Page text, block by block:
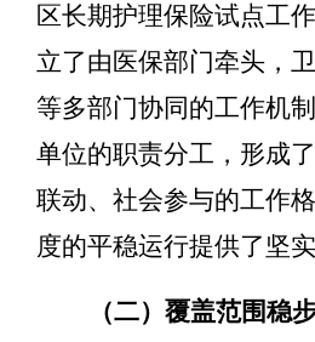
区长期护理保险试点工
立了由医保部门牵头，
等多部门协同的工作机
单位的职责分工，形成
联动、社会参与的工作
度的平稳运行提供了坚
（二）覆盖范围稳